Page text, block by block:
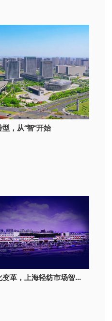
，从“智”开始
传统批发市场迎来数字化变革，上海轻纺市场智慧商圈解决方案。